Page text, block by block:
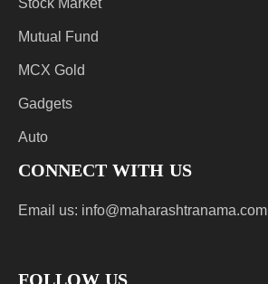
Stock Market
Mutual Fund
MCX Gold
Gadgets
Auto
CONNECT WITH US
Email us: info@maharashtranama.com